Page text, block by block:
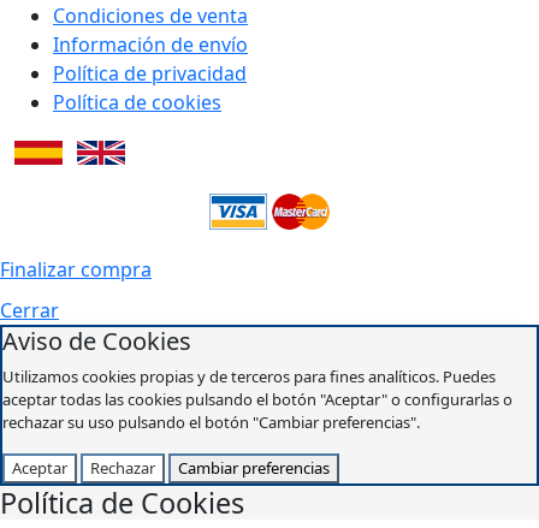
Condiciones de venta
Información de envío
Política de privacidad
Política de cookies
Finalizar compra
Cerrar
Aviso de Cookies
Utilizamos cookies propias y de terceros para fines analíticos. Puedes
aceptar todas las cookies pulsando el botón "Aceptar" o configurarlas o
rechazar su uso pulsando el botón "Cambiar preferencias".
Aceptar Rechazar Cambiar preferencias
Política de Cookies